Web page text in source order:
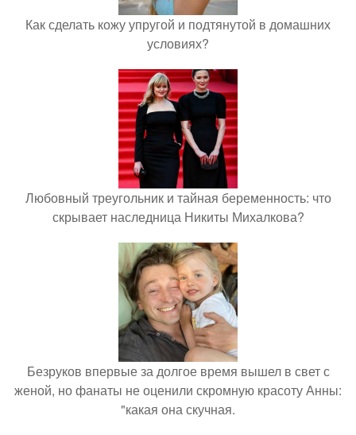
Как сделать кожу упругой и подтянутой в домашних
условиях?
Любовный треугольник и тайная беременность: что
скрывает наследница Никиты Михалкова?
Безруков впервые за долгое время вышел в свет с
женой, но фанаты не оценили скромную красоту Анны:
"какая она скучная.